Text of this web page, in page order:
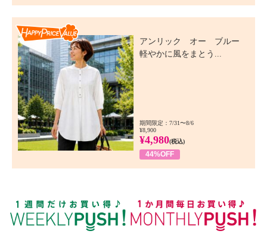
アンリック オー ブルー
軽やかに風をまとう...
期間限定：7/31〜8/6
¥8,900
¥4,980(税込)
44%OFF